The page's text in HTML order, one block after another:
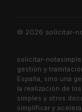
© 2026 solicitar-
solicitar-
gestión y
España, sino una
la realización de
simples y otros
simplificar y